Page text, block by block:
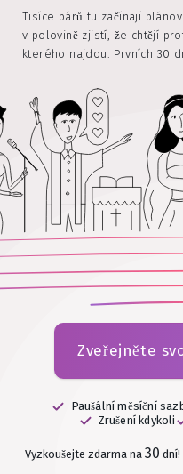
Tisíce párů tu začínají
v polovině zjistí, že chtějí
kterého najdou. Prvních 30
Zveřejněte
Paušální měsíční
Zrušení kdykoli
Vyzkoušejte zdarma na 30 dní!